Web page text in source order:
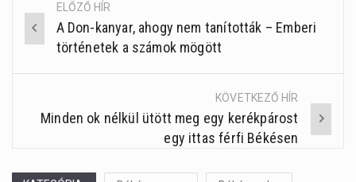
Post
navigation
ELŐZŐ HÍR
A Don-kanyar, ahogy nem tanították – Emberi
történetek a számok mögött
KÖVETKEZŐ HÍR
Minden ok nélkül ütött meg egy kerékpárost
egy ittas férfi Békésen